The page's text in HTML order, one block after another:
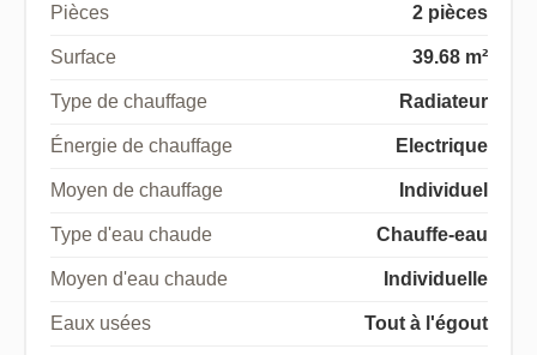
Pièces 2 pièces
Surface 39.68 m²
Type de chauffage Radiateur
Énergie de chauffage Electrique
Moyen de chauffage Individuel
Type d'eau chaude Chauffe-eau
Moyen d'eau chaude Individuelle
Eaux usées Tout à l'égout